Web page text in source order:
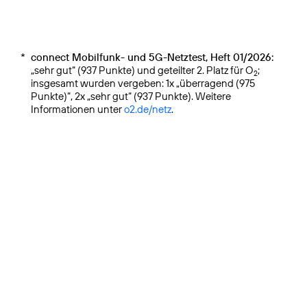
* connect Mobilfunk- und 5G-Netztest, Heft 01/2026:
„sehr gut“ (937 Punkte) und geteilter 2. Platz für O2;
insgesamt wurden vergeben: 1x „überragend (975
Punkte)“, 2x „sehr gut“ (937 Punkte). Weitere
Informationen untero2.de/netz.